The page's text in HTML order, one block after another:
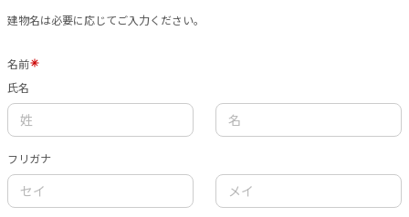
建物名は必要に応じてご入力ください。
名前
氏名
フリガナ